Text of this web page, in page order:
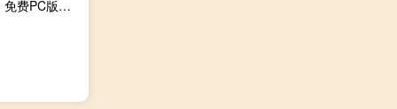
暴走日报电脑版 V3.3.0 免费PC版（暴走日报电脑版 V3.3.0 免费PC版功能简介）